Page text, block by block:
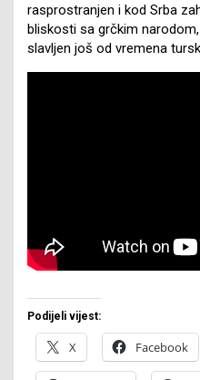
rasprostranjen i kod Srba
bliskosti sa grčkim
slavljen još od vremena
Podijeli vijest:
X Facebook